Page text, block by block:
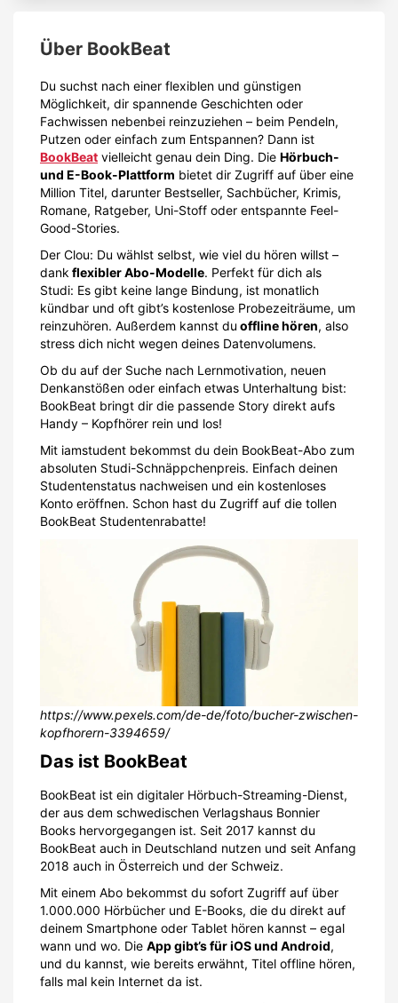
Über BookBeat
Du suchst nach einer flexiblen und günstigen
Möglichkeit, dir spannende Geschichten oder
Fachwissen nebenbei reinzuziehen – beim Pendeln,
Putzen oder einfach zum Entspannen? Dann ist
BookBeat vielleicht genau dein Ding. Die Hörbuch-
und E-Book-Plattform bietet dir Zugriff auf über eine
Million Titel, darunter Bestseller, Sachbücher, Krimis,
Romane, Ratgeber, Uni-Stoff oder entspannte Feel-
Good-Stories.
Der Clou: Du wählst selbst, wie viel du hören willst –
dank flexibler Abo-Modelle. Perfekt für dich als
Studi: Es gibt keine lange Bindung, ist monatlich
kündbar und oft gibt’s kostenlose Probezeiträume, um
reinzuhören. Außerdem kannst du offline hören, also
stress dich nicht wegen deines Datenvolumens.
Ob du auf der Suche nach Lernmotivation, neuen
Denkanstößen oder einfach etwas Unterhaltung bist:
BookBeat bringt dir die passende Story direkt aufs
Handy – Kopfhörer rein und los!
Mit iamstudent bekommst du dein BookBeat-Abo zum
absoluten Studi-Schnäppchenpreis. Einfach deinen
Studentenstatus nachweisen und ein kostenloses
Konto eröffnen. Schon hast du Zugriff auf die tollen
BookBeat Studentenrabatte!
https://www.pexels.com/de-de/foto/bucher-zwischen-
kopfhorern-3394659/
Das ist BookBeat
BookBeat ist ein digitaler Hörbuch-Streaming-Dienst,
der aus dem schwedischen Verlagshaus Bonnier
Books hervorgegangen ist. Seit 2017 kannst du
BookBeat auch in Deutschland nutzen und seit Anfang
2018 auch in Österreich und der Schweiz.
Mit einem Abo bekommst du sofort Zugriff auf über
1.000.000 Hörbücher und E-Books, die du direkt auf
deinem Smartphone oder Tablet hören kannst – egal
wann und wo. Die App gibt’s für iOS und Android,
und du kannst, wie bereits erwähnt, Titel offline hören,
falls mal kein Internet da ist.